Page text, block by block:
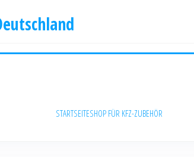
STARTSEITESHOP FÜR KFZ-ZUBEHÖR